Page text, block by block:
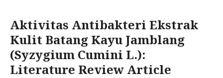
Aktivitas Antibakteri Ekstrak
Kulit Batang Kayu Jamblang
(Syzygium Cumini L.):
Literature Review Article